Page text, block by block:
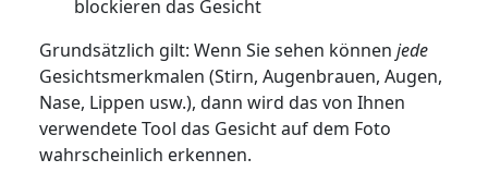
blockieren das Gesicht
Grundsätzlich gilt: Wenn Sie sehen können jede
Gesichtsmerkmalen (Stirn, Augenbrauen, Augen,
Nase, Lippen usw.), dann wird das von Ihnen
verwendete Tool das Gesicht auf dem Foto
wahrscheinlich erkennen.